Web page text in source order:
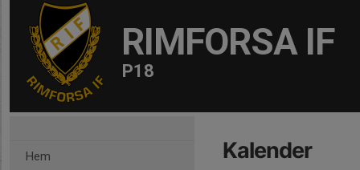
RIMFORSA IF
P18
Hem Kalender